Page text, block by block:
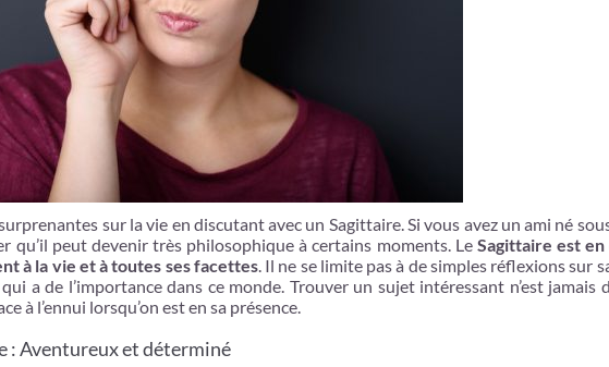
sur la vie en discutant avec un Sagittaire. Si vous avez un ami né
qu’il peut devenir très philosophique à certains moments. Le Sagittaire est
à la vie et à toutes ses facettes. Il ne se limite pas à de simples réflexions sur
a de l’importance dans ce monde. Trouver un sujet intéressant n’est jamais
à l’ennui lorsqu’on est en sa présence.
: Aventureux et déterminé